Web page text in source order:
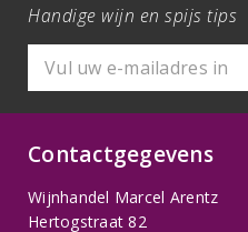
Handige wijn en spijs tips
Contactgegevens
Wijnhandel Marcel Arentz
Hertogstraat 82